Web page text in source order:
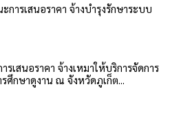
การเสนอราคา จ้างบำรุงรักษาระบบ
รเสนอราคา จ้างเหมาให้บริการจัดการ
ศึกษาดูงาน ณ จังหวัดภูเก็ต...